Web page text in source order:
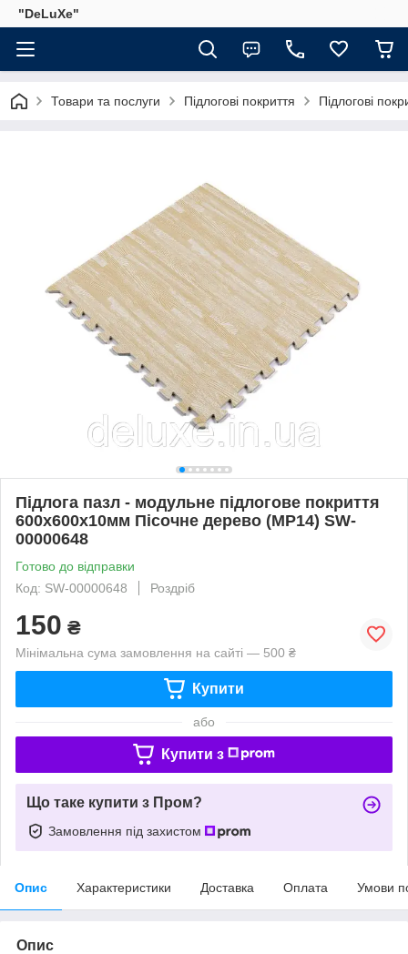
"DeLuХe"
Товари та послуги Підлогові покриття Підлогові
Підлога пазл - модульне підлогове покриття
600x600x10мм Пісочне дерево (МР14) SW-
00000648
Готово до відправки
Код: SW-00000648
Роздріб
150 ₴
Мінімальна сума замовлення на сайті — 500 ₴
Купити
або
Купити з
Що таке купити з Пром?
Замовлення під захистом
Опис Характеристики Доставка Оплата Умови
Опис